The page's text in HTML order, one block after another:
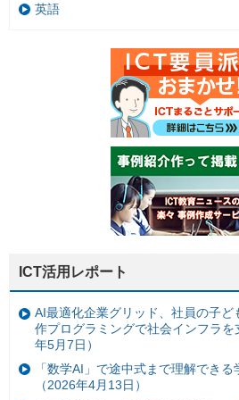
英語
ICT活用レポート
AI最適化企業グリッド、社員の子
作プログラミングで社会インフラ
年5月7日）
「数学AI」で途中式まで理解でき
（2026年4月13日）